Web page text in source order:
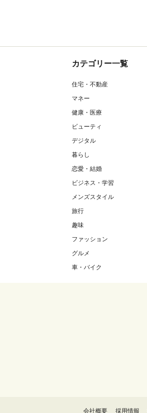
カテゴリー一覧
住宅・不動産
マネー
健康・医療
ビューティ
デジタル
暮らし
恋愛・結婚
ビジネス・学習
メンズスタイル
旅行
趣味
ファッション
グルメ
車・バイク
会社概要 採用情報